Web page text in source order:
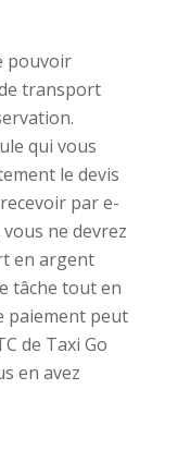
pouvoir
transport
qui vous
le devis
par e-
ne devrez
en argent
tâche tout en
paiement peut
de Taxi Go
en avez